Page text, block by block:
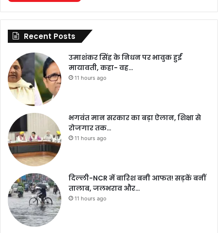
Recent Posts
उमाशंकर सिंह के निधन पर भावुक हुईं
मायावती, कहा- वह…
11 hours ago
भगवंत मान सरकार का बड़ा ऐलान, शिक्षा से
रोजगार तक…
11 hours ago
दिल्ली-NCR में बारिश बनी आफत! सड़कें बनीं
तालाब, जलभराव और…
11 hours ago